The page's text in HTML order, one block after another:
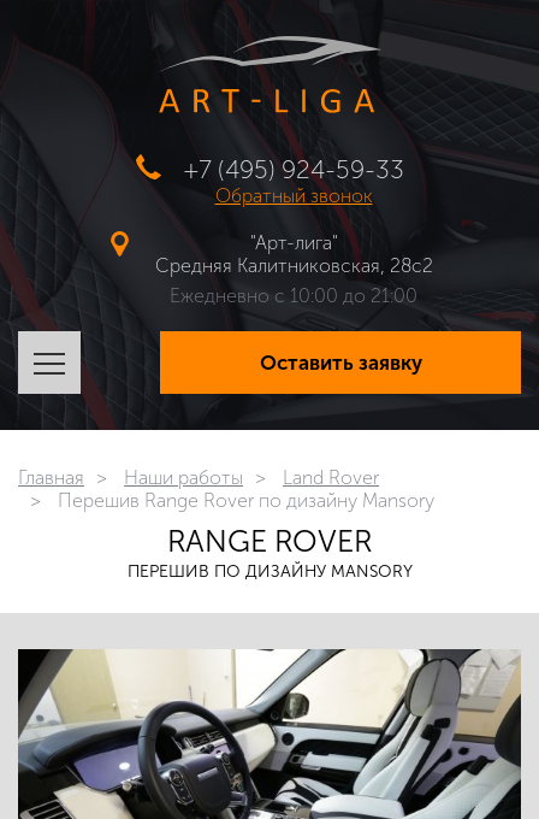
+7 (495) 924-59-33
Обратный звонок
"Арт-лига"
Средняя Калитниковская, 28с2
Ежедневно с 10:00 до 21:00
Оставить заявку
Главная Наши работы
Land Rover
Перешив Range Rover по дизайну Mansory
RANGE ROVER
ПЕРЕШИВ ПО ДИЗАЙНУ MANSORY